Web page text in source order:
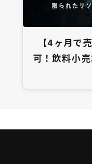
【4ヶ月で
可！飲料小